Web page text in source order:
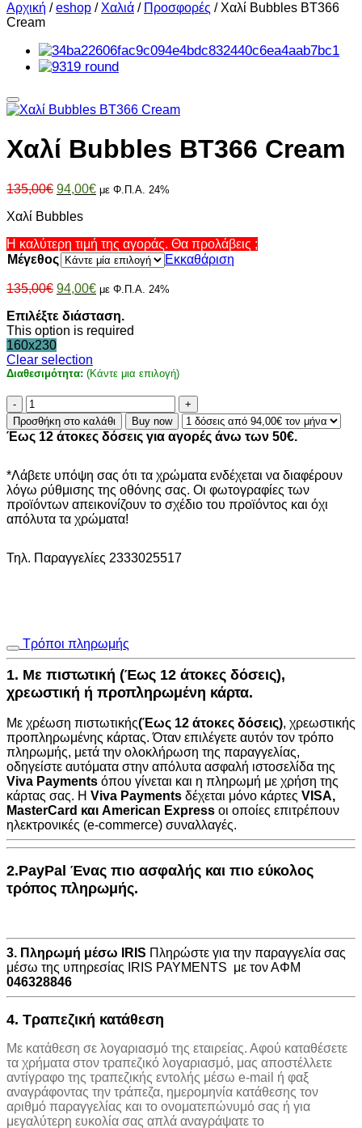
Αρχική /eshop / Χαλιά / Προσφορές / Χαλί Bubbles BT366
Cream
Χαλί Bubbles BT366 Cream
135,00€ Original
was:
94,00€Η
94,00€.
με Φ.Π.Α. 24%
Χαλί Bubbles
Η καλύτερη τιμή της αγοράς. Θα προλάβεις ;
Μέγεθος
Εκκαθάριση
135,00€ Original
was:
135,00€.
94,00€Η
τιμή
είναι:
με Φ.Π.Α. 24%
Επιλέξτε διάσταση.
This option is required
160x230
Clear selection
Διαθεσιμότητα: (Κάντε μια επιλογή)
Χαλί
Bubbles
BT366
Cream
Προσθήκη στο καλάθι Buy now
Έως 12 άτοκες δόσεις για αγορές άνω των 50€.
*Λάβετε υπόψη σας ότι τα χρώματα ενδέχεται να διαφέρουν
λόγω ρύθμισης της οθόνης σας. Οι φωτογραφίες των
προϊόντων απεικονίζουν το σχέδιο του προϊόντος και όχι
απόλυτα τα χρώματα!
Τηλ. Παραγγελίες 2333025517
Τρόποι πληρωμής
1. Με πιστωτική (Έως 12 άτοκες δόσεις),
χρεωστική ή προπληρωμένη κάρτα.
Με χρέωση πιστωτικής(Έως 12 άτοκες δόσεις), χρεωστικής
προπληρωμένης κάρτας. Όταν επιλέγετε αυτόν τον τρόπο
πληρωμής, μετά την ολοκλήρωση της παραγγελίας,
οδηγείστε αυτόματα στην απόλυτα ασφαλή ιστοσελίδα της
Viva Payments όπου γίνεται και η πληρωμή με χρήση της
κάρτας σας. Η Viva Payments δέχεται μόνο κάρτες VISA,
MasterCard και American Express οι οποίες επιτρέπουν
ηλεκτρονικές (e-commerce) συναλλαγές.
2.PayPal Ένας πιο ασφαλής και πιο εύκολος
τρόπος πληρωμής.
3. Πληρωμή μέσω IRIS Πληρώστε για την παραγγελία σας
μέσω της υπηρεσίας IRIS PAYMENTS με τον ΑΦΜ
046328846
4. Τραπεζική κατάθεση
Με κατάθεση σε λογαριασμό της εταιρείας. Αφού καταθέσετε
τα χρήματα στον τραπεζικό λογαριασμό, μας αποστέλλετε
αντίγραφο της τραπεζικής εντολής μέσω e-mail ή φαξ
αναγράφοντας την τράπεζα, ημερομηνία κατάθεσης τον
αριθμό παραγγελίας και το ονοματεπώνυμό σας ή για
μεγαλύτερη ευκολία σας απλά αναγράψατε το